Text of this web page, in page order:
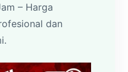
– Harga
dan